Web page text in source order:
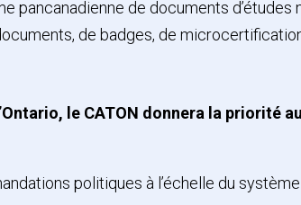
pancanadienne de documents d’études
de badges, de
le CATON donnera la priorité
politiques à l’échelle du système